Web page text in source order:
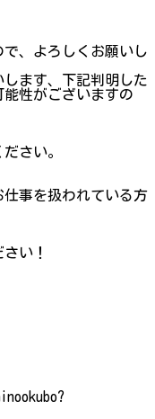
、よろしくお願いし
ます、下記判明した
性がございますの
さい。
仕事を扱われている方
い！